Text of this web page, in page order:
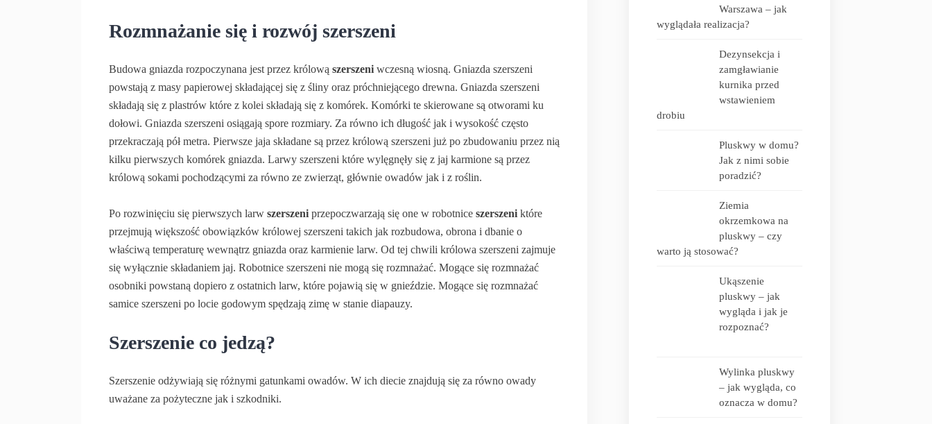
Rozmnażanie się i rozwój szerszeni
Budowa gniazda rozpoczynana jest przez królową szerszeni wczesną wiosną. Gniazda szerszeni
powstają z masy papierowej składającej się z śliny oraz próchniejącego drewna. Gniazda szerszeni
składają się z plastrów które z kolei składają się z komórek. Komórki te skierowane są otworami ku
dołowi. Gniazda szerszeni osiągają spore rozmiary. Za równo ich długość jak i wysokość często
przekraczają pół metra. Pierwsze jaja składane są przez królową szerszeni już po zbudowaniu przez nią
kilku pierwszych komórek gniazda. Larwy szerszeni które wylęgnęły się z jaj karmione są przez
królową sokami pochodzącymi za równo ze zwierząt, głównie owadów jak i z roślin.
Po rozwinięciu się pierwszych larw szerszeni przepoczwarzają się one w robotnice szerszeni które
przejmują większość obowiązków królowej szerszeni takich jak rozbudowa, obrona i dbanie o
właściwą temperaturę wewnątrz gniazda oraz karmienie larw. Od tej chwili królowa szerszeni zajmuje
się wyłącznie składaniem jaj. Robotnice szerszeni nie mogą się rozmnażać. Mogące się rozmnażać
osobniki powstaną dopiero z ostatnich larw, które pojawią się w gnieździe. Mogące się rozmnażać
samice szerszeni po locie godowym spędzają zimę w stanie diapauzy.
Szerszenie co jedzą?
Szerszenie odżywiają się różnymi gatunkami owadów. W ich diecie znajdują się za równo owady
uważane za pożyteczne jak i szkodniki.
Warszawa – jak
wyglądała realizacja?
Dezynsekcja i
zamgławianie
kurnika przed
wstawieniem
drobiu
Pluskwy w domu?
Jak z nimi sobie
poradzić?
Ziemia
okrzemkowa na
pluskwy – czy
warto ją stosować?
Ukąszenie
pluskwy – jak
wygląda i jak je
rozpoznać?
Wylinka pluskwy
– jak wygląda, co
oznacza w domu?